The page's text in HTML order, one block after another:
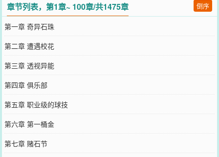
章节列表，第1章~ 100章/共1475章 倒序
第一章 奇异石珠
第二章 遭遇校花
第三章 透视异能
第四章 俱乐部
第五章 职业级的球技
第六章 第一桶金
第七章 赌石节